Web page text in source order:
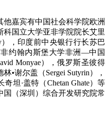
嘉宾有中国社会科学院欧洲
国立大学亚非学院院长艾里
），印度前中央银行行长苏巴
约翰内斯堡大学非洲 —中国
Monyae），俄罗斯圣彼得
林•谢尔盖（Sergei Sutyrin），
奇坦 ·盖特（Chetan Ghate）等
（深圳）综合开发研究院常